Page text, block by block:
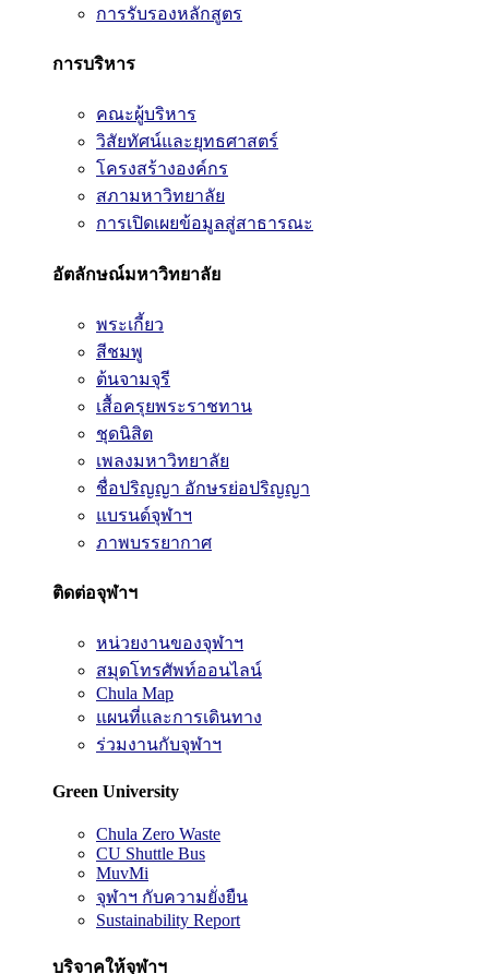
การรับรองหลักสูตร
การบริหาร
คณะผู้บริหาร
วิสัยทัศน์และยุทธศาสตร์
โครงสร้างองค์กร
สภามหาวิทยาลัย
การเปิดเผยข้อมูลสู่สาธารณะ
อัตลักษณ์มหาวิทยาลัย
พระเกี้ยว
สีชมพู
ต้นจามจุรี
เสื้อครุยพระราชทาน
ชุดนิสิต
เพลงมหาวิทยาลัย
ชื่อปริญญา อักษรย่อปริญญา
แบรนด์จุฬาฯ
ภาพบรรยากาศ
ติดต่อจุฬาฯ
หน่วยงานของจุฬาฯ
สมุดโทรศัพท์ออนไลน์
Chula Map
แผนที่และการเดินทาง
ร่วมงานกับจุฬาฯ
Green University
Chula Zero Waste
CU Shuttle Bus
MuvMi
จุฬาฯ กับความยั่งยืน
Sustainability Report
บริจาคให้จุฬาฯ